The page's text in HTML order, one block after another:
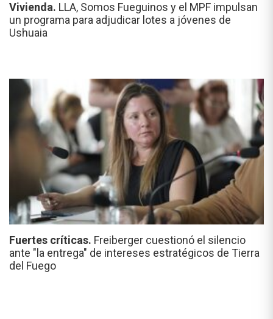
Vivienda. LLA, Somos Fueguinos y el MPF impulsan
un programa para adjudicar lotes a jóvenes de
Ushuaia
Fuertes críticas. Freiberger cuestionó el silencio
ante "la entrega" de intereses estratégicos de Tierra
del Fuego